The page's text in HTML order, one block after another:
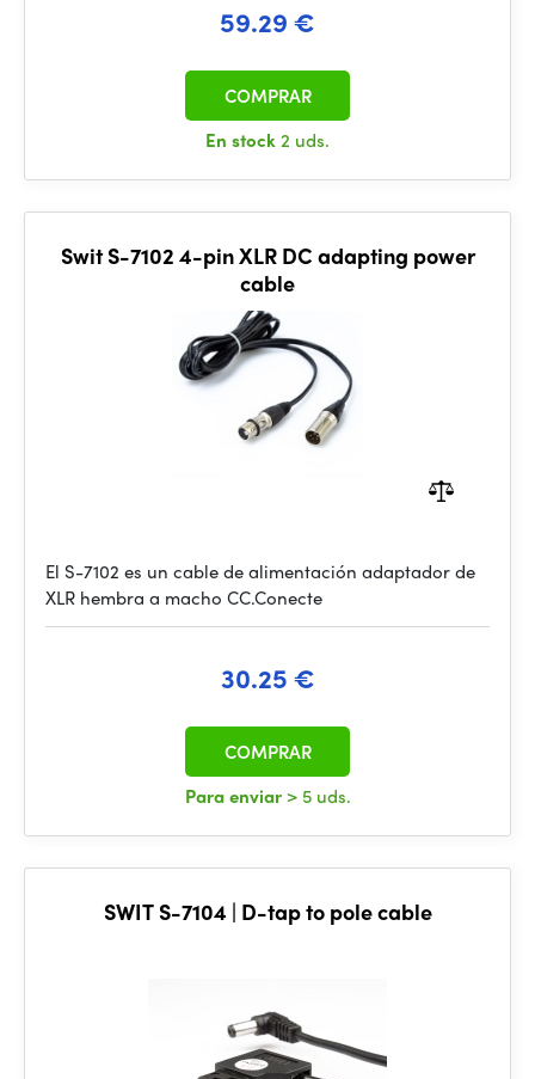
59.29 €
En stock2 uds.
COMPRAR
Swit S-7102 4-pin XLR DC adapting power
cable
El S-7102 es un cable de alimentación adaptador de
XLR hembra a macho CC.Conecte
30.25 €
Para enviar > 5 uds.
COMPRAR
SWIT S-7104 | D-tap to pole cable